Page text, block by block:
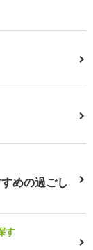
めの過ごし
す